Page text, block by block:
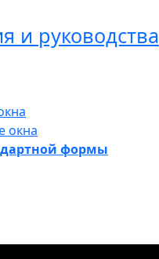
и руководства
окна
формы